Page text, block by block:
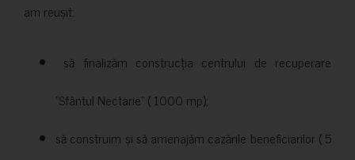
am reușit:
să finalizăm construcția centrului de recuperare
”Sfântul Nectarie” ( 1000 mp);
să construim și să amenajăm cazările beneficiarilor ( 5